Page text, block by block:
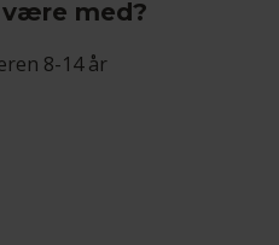
med?
8-14 år